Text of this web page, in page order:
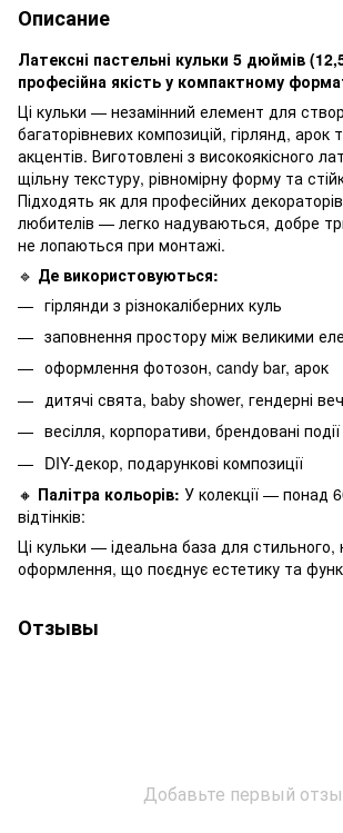
Описание
Латексні пастельні кульки 5 дюймів
професійна якість у компактному
Ці кульки — незамінний елемент для
багаторівневих композицій, гірлянд, арок
акцентів. Виготовлені з високоякісного
щільну текстуру, рівномірну форму та
Підходять як для професійних
любителів — легко надуваються, добре
не лопаються при монтажі.
🔹 Де використовуються:
гірлянди з різнокаліберних куль
заповнення простору між великими
оформлення фотозон, candy bar, арок
дитячі свята, baby shower, гендерні
весілля, корпоративи, брендовані події
DIY-декор, подарункові композиції
🔸 Палітра кольорів: У колекції — понад
відтінків:
Ці кульки — ідеальна база для стильного,
оформлення, що поєднує естетику та
Отзывы
Добавьте первый